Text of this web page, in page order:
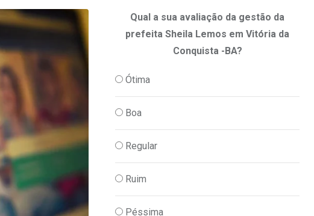
Qual a sua avaliação da gestão da
prefeita Sheila Lemos em Vitória da
Conquista -BA?
Ótima
Boa
Regular
Ruim
Péssima